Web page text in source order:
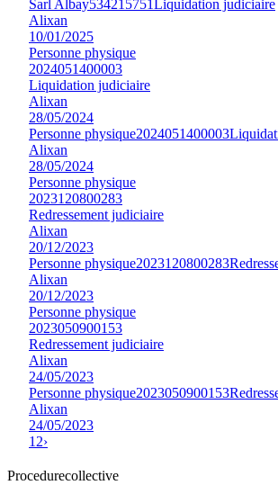
Sarl Albay534215751
Liquidation judiciaire
Alixan
10/01/2025
Personne physique
2024051400003
Liquidation judiciaire
Alixan
28/05/2024
Personne physique2024051400003
Alixan
28/05/2024
Personne physique
2023120800283
Redressement judiciaire
Alixan
20/12/2023
Personne physique2023120800283
Alixan
20/12/2023
Personne physique
2023050900153
Redressement judiciaire
Alixan
24/05/2023
Personne physique2023050900153
Alixan
24/05/2023
1 2›
Procedurecollective